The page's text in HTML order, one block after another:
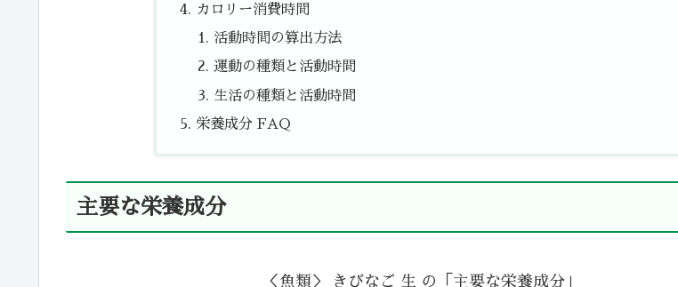
カロリー消費時間
活動時間の算出方法
運動の種類と活動時間
生活の種類と活動時間
栄養成分 FAQ
主要な栄養成分
＜魚類＞ きびなご 生 の「主要な栄養成分」